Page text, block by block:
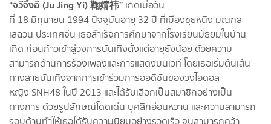
“จวีจิ้งอี (Ju Jing Yi) 鞠婧祎” เกิดเมื่อวัน
ที่ 18 มิถุนายน 1994 ปัจจุบันอายุ 32 ปี ที่เมืองซุยหนิง มณฑล
เสฉวน ประเทศจีน เธอสำเร็จการศึกษาจากโรงเรียนมัธยมในบ้าน
เกิด ก่อนก้าวเข้าสู่วงการบันเทิงตั้งแต่อายุยังน้อย ด้วยความ
สามารถด้านการร้องเพลงและการแสดงบนเวที โดยเธอเริ่มต้นเส้น
ทางสายบันเทิงจากการเข้าร่วมการออดิชันของวงไอดอล
หญิง SNH48 ในปี 2013 และได้รับเลือกเป็นสมาชิกอย่างเป็น
ทางการ ด้วยรูปลักษณ์โดดเด่น บุคลิกอ่อนหวาน และความสามารถ
รอบด้านทำให้เธอได้รับความนิยมอย่างรวดเร็ว จนสามารถคว้า